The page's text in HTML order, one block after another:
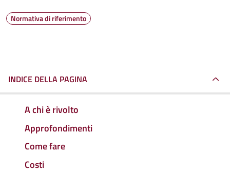
Normativa di riferimento
INDICE DELLA PAGINA
A chi è rivolto
Approfondimenti
Come fare
Costi